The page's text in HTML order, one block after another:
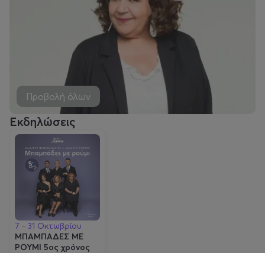
Προβολή όλων
Εκδηλώσεις
7 - 31 Οκτωβρίου
ΜΠΑΜΠΑΔΕΣ ΜΕ
ΡΟΥΜΙ 5ος χρόνος